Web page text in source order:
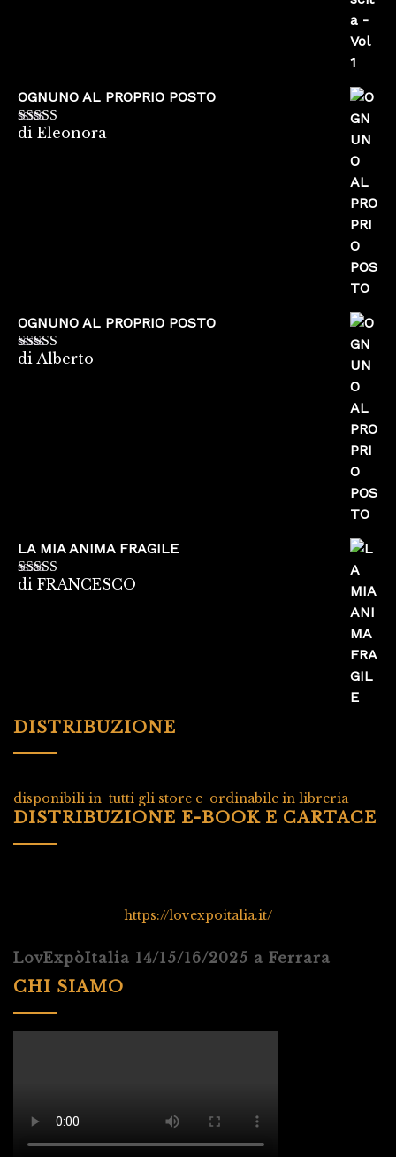
OGNUNO AL PROPRIO POSTO
Valutato5su
di Eleonora
OGNUNO AL PROPRIO POSTO
Valutato5su
di Alberto
LA MIA ANIMA FRAGILE
Valutato5su
di FRANCESCO
DISTRIBUZIONE
disponibili in tutti gli store e ordinabile in libreria
DISTRIBUZIONE E-BOOK E CARTACE
https://lovexpoitalia.it/
LovExpòItalia 14/15/16/2025 a Ferrara
CHI SIAMO